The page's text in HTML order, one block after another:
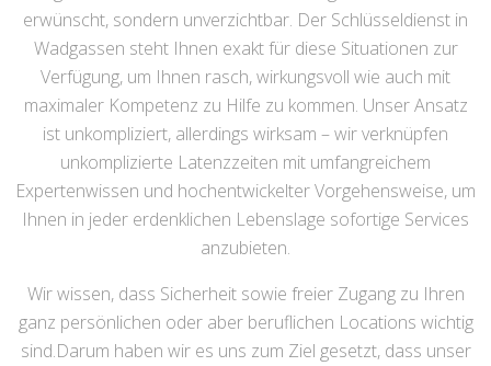
erwünscht, sondern unverzichtbar. Der Schlüsseldienst in
Wadgassen steht Ihnen exakt für diese Situationen zur
Verfügung, um Ihnen rasch, wirkungsvoll wie auch mit
maximaler Kompetenz zu Hilfe zu kommen. Unser Ansatz
ist unkompliziert, allerdings wirksam – wir verknüpfen
unkomplizierte Latenzzeiten mit umfangreichem
Expertenwissen und hochentwickelter Vorgehensweise, um
Ihnen in jeder erdenklichen Lebenslage sofortige Services
anzubieten.
Wir wissen, dass Sicherheit sowie freier Zugang zu Ihren
ganz persönlichen oder aber beruflichen Locations wichtig
sind.Darum haben wir es uns zum Ziel gesetzt, dass unser